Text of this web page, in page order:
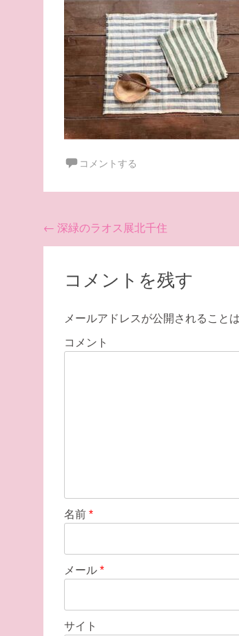
コメントする
投
稿
← 深緑のラオス展北千住
コメントを残す
メールアドレスが公開されること
コメント
名前 *
メール *
サイト